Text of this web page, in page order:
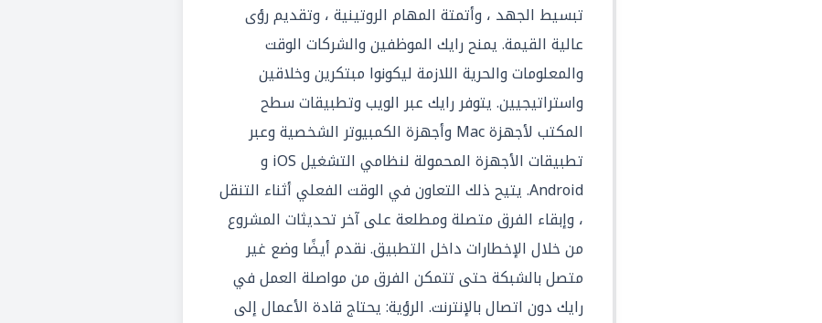
تبسيط الجهد ، وأتمتة المهام الروتينية ، وتقديم رؤى
عالية القيمة. يمنح رايك الموظفين والشركات الوقت
والمعلومات والحرية اللازمة ليكونوا مبتكرين وخلاقين
واستراتيجيين. يتوفر رايك عبر الويب وتطبيقات سطح
المكتب لأجهزة Mac وأجهزة الكمبيوتر الشخصية وعبر
تطبيقات الأجهزة المحمولة لنظامي التشغيل iOS و
Android. يتيح ذلك التعاون في الوقت الفعلي أثناء التنقل
، وإبقاء الفرق متصلة ومطلعة على آخر تحديثات المشروع
من خلال الإخطارات داخل التطبيق. نقدم أيضًا وضع غير
متصل بالشبكة حتى تتمكن الفرق من مواصلة العمل في
رايك دون اتصال بالإنترنت. الرؤية: يحتاج قادة الأعمال إلى